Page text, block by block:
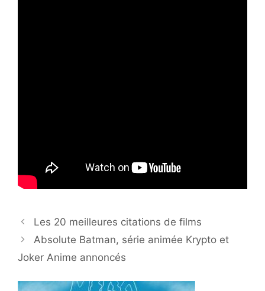
Les 20 meilleures citations de films
Absolute Batman, série animée Krypto et
Joker Anime annoncés